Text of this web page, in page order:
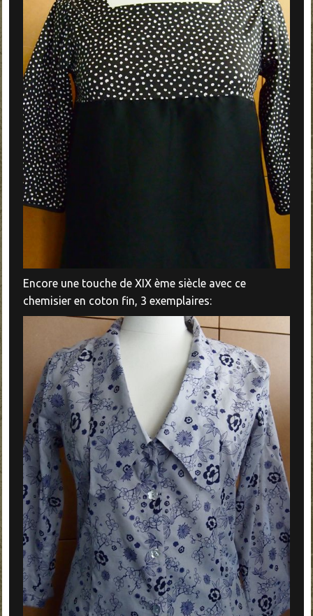
Encore une touche de XIX ème siècle avec ce
chemisier en coton fin, 3 exemplaires: